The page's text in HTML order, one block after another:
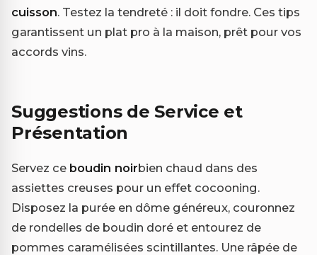
cuisson. Testez la tendreté : il doit fondre. Ces tips
garantissent un plat pro à la maison, prêt pour vos
accords vins.
Suggestions de Service et
Présentation
Servez ce boudin noirbien chaud dans des
assiettes creuses pour un effet cocooning.
Disposez la purée en dôme généreux, couronnez
de rondelles de boudin doré et entourez de
pommes caramélisées scintillantes. Une râpée de